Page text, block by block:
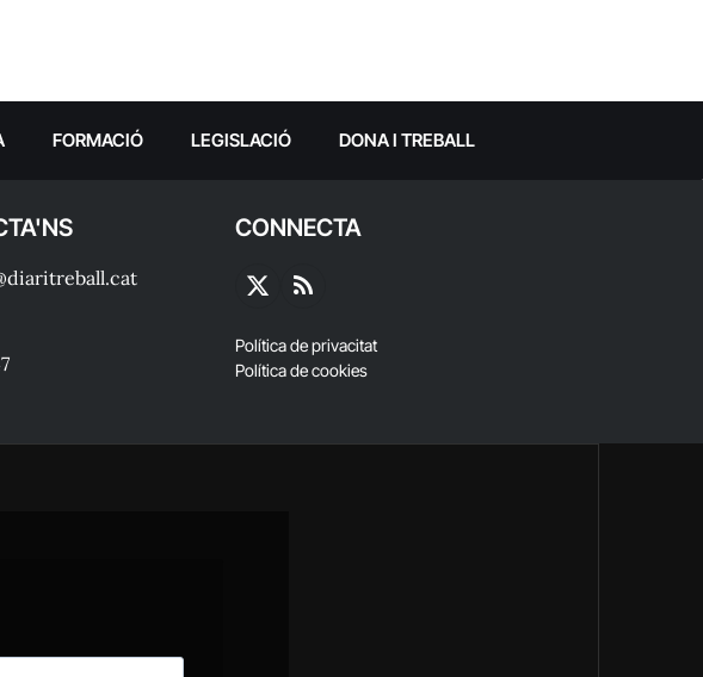
FORMACIÓ LEGISLACIÓ DONA I TREBALL
CONNECTA
X
RSS
Política de privacitat
Política de cookies